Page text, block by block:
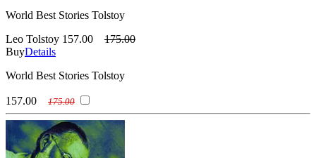
World Best Stories Tolstoy
Leo Tolstoy 157.00
175.00
BuyDetails
World Best Stories Tolstoy
157.00 175.00